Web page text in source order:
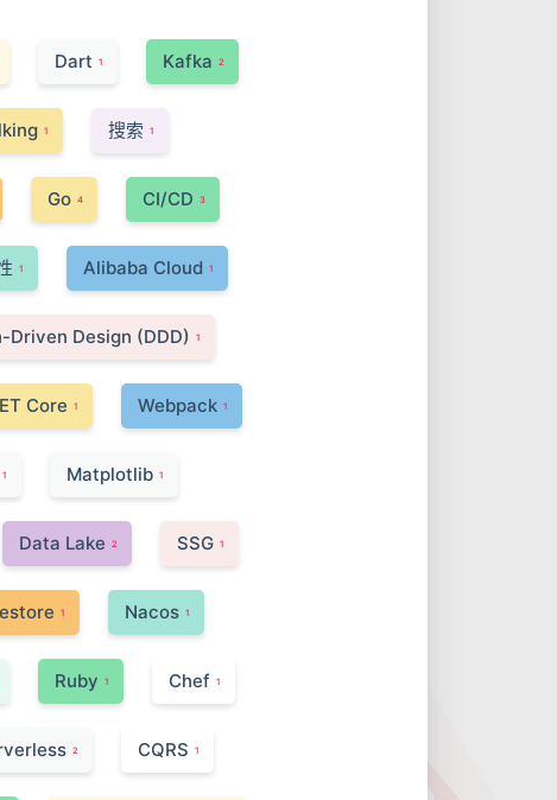
Dart 1 Kafka 2
1 搜索 1
Go 4 CI/CD 3
1 Alibaba Cloud 1
Driven Design (DDD) 1
Core 1 Webpack 1
1 Matplotlib 1
Data Lake 2 SSG 1
1 Nacos 1
Ruby 1 Chef 1
2 CQRS 1